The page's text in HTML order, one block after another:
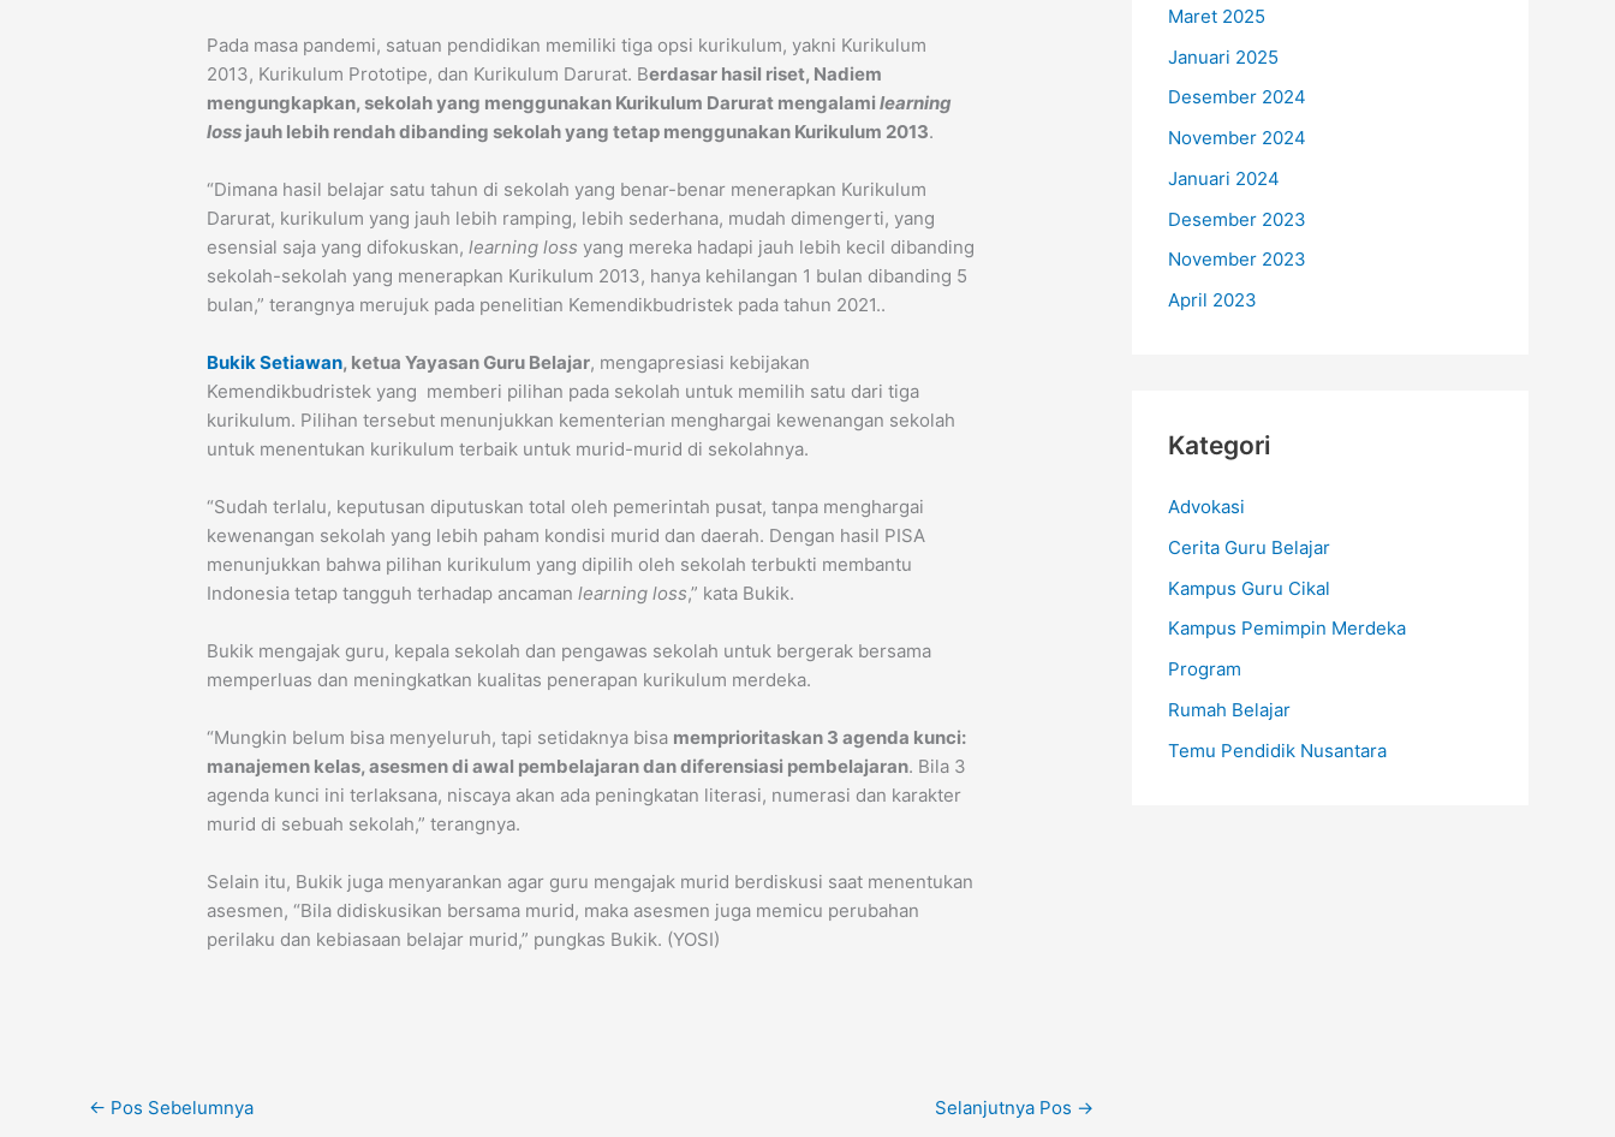
Pada masa pandemi, satuan pendidikan memiliki tiga opsi kurikulum, yakni Kurikulum
2013, Kurikulum Prototipe, dan Kurikulum Darurat. Berdasar hasil riset, Nadiem
mengungkapkan, sekolah yang menggunakan Kurikulum Darurat mengalamilearning
loss jauh lebih rendah dibanding sekolah yang tetap menggunakan Kurikulum 2013.
“Dimana hasil belajar satu tahun di sekolah yang benar-benar menerapkan Kurikulum
Darurat, kurikulum yang jauh lebih ramping, lebih sederhana, mudah dimengerti, yang
esensial saja yang difokuskan, learning loss yang mereka hadapi jauh lebih kecil dibanding
sekolah-sekolah yang menerapkan Kurikulum 2013, hanya kehilangan 1 bulan dibanding 5
bulan,” terangnya merujuk pada penelitian Kemendikbudristek pada tahun 2021..
Bukik Setiawan, ketua Yayasan Guru Belajar, mengapresiasi kebijakan
Kemendikbudristek yang memberi pilihan pada sekolah untuk memilih satu dari tiga
kurikulum. Pilihan tersebut menunjukkan kementerian menghargai kewenangan sekolah
untuk menentukan kurikulum terbaik untuk murid-murid di sekolahnya.
“Sudah terlalu, keputusan diputuskan total oleh pemerintah pusat, tanpa menghargai
kewenangan sekolah yang lebih paham kondisi murid dan daerah. Dengan hasil PISA
menunjukkan bahwa pilihan kurikulum yang dipilih oleh sekolah terbukti membantu
Indonesia tetap tangguh terhadap ancaman learning loss,” kata Bukik.
Bukik mengajak guru, kepala sekolah dan pengawas sekolah untuk bergerak bersama
memperluas dan meningkatkan kualitas penerapan kurikulum merdeka.
“Mungkin belum bisa menyeluruh, tapi setidaknya bisa memprioritaskan 3 agenda kunci:
manajemen kelas, asesmen di awal pembelajaran dan diferensiasi pembelajaran. Bila 3
agenda kunci ini terlaksana, niscaya akan ada peningkatan literasi, numerasi dan karakter
murid di sebuah sekolah,” terangnya.
Selain itu, Bukik juga menyarankan agar guru mengajak murid berdiskusi saat menentukan
asesmen, “Bila didiskusikan bersama murid, maka asesmen juga memicu perubahan
perilaku dan kebiasaan belajar murid,” pungkas Bukik. (YOSI)
← Pos Sebelumnya Selanjutnya Pos →
Maret 2025
Januari 2025
Desember 2024
November 2024
Januari 2024
Desember 2023
November 2023
April 2023
Kategori
Advokasi
Cerita Guru Belajar
Kampus Guru Cikal
Kampus Pemimpin Merdeka
Program
Rumah Belajar
Temu Pendidik Nusantara